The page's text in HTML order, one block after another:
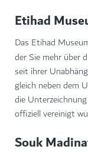
Etihad
Das Etihad
der Sie mehr über
seit ihrer
gleich neben dem
die
offiziell vereinigt
Souk